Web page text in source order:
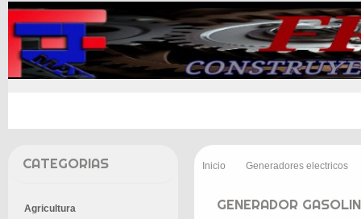
CATEGORIAS
Agricultura
Inicio Generadores electricos
GENERADOR